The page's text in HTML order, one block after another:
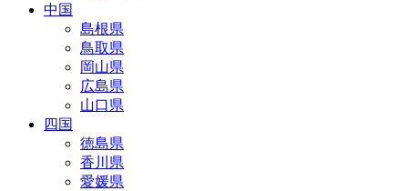
中国
島根県
鳥取県
岡山県
広島県
山口県
四国
徳島県
香川県
愛媛県